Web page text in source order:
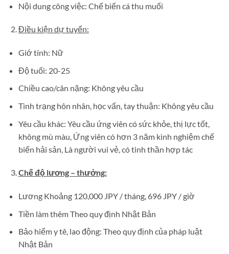
Nội dung công việc: Chế biến cá thu muối
Điều kiện dự tuyển:
Giớ tính: Nữ
Độ tuổi: 20-25
Chiều cao/cân nặng: Không yêu cầu
Tình trạng hôn nhân, học vấn, tay thuận: Không yêu cầu
Yêu cầu khác: Yêu cầu ứng viên có sức khỏe, thị lực tốt,
không mù màu, Ứng viên có hơn 3 năm kinh nghiệm chế
biến hải sản, Là người vui vẻ, có tinh thần hợp tác
Chế độ lương – thưởng:
Lương Khoảng 120,000 JPY / tháng, 696 JPY / giờ
Tiền làm thêm Theo quy định Nhật Bản
Bảo hiểm y tê, lao động: Theo quy định của pháp luật
Nhật Bản